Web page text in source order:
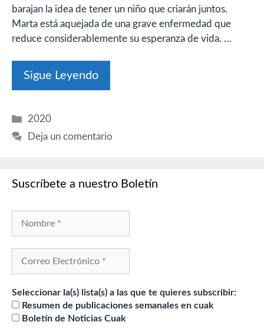
barajan la idea de tener un niño que criarán juntos.
Marta está aquejada de una grave enfermedad que
reduce considerablemente su esperanza de vida. …
Sigue Leyendo
Categorías
2020
Deja un comentario
Suscríbete a nuestro Boletín
Seleccionar la(s) lista(s) a las que te quieres subscribir:
Resumen de publicaciones semanales en cuak
Boletín de Noticias Cuak